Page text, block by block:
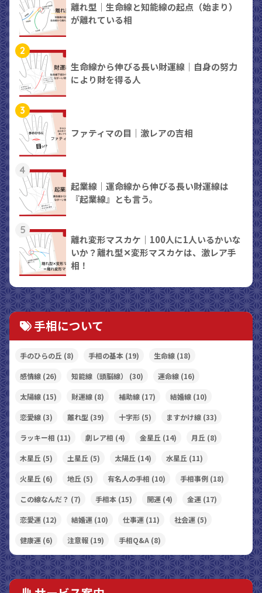
離れ型｜生命線と知能線の起点（始まり）
が離れている相
2
生命線から伸びる長い財運線｜自身の努力
により財を得る人
3
ファティマの目｜激レアの吉相
4
起業線｜運命線から伸びる長い財運線は
『起業線』とも言う。
5
離れ変形マスカケ｜100人に1人いるかいな
いか？離れ型✕変形マスカケは、激レア手
相！
手相について
手のひらの丘 (8) 手相の基本 (19) 生命線 (18)
感情線 (26) 知能線（頭脳線） (30) 運命線 (16)
太陽線 (15) 財運線 (8) 補助線 (17) 結婚線 (10)
恋愛線 (3) 離れ型 (39) 十字形 (5) ますかけ線 (33)
ラッキー相 (11) 劇レア相 (4) 金星丘 (14) 月丘 (8)
木星丘 (5) 土星丘 (5) 太陽丘 (14) 水星丘 (11)
火星丘 (6) 地丘 (5) 有名人の手相 (10) 手相事例 (18)
この線なんだ？ (7) 手相本 (15) 開運 (4) 金運 (17)
恋愛運 (12) 結婚運 (10) 仕事運 (11) 社会運 (5)
健康運 (6) 注意報 (19) 手相Q&A (8)